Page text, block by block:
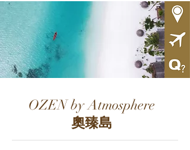
OZEN by Atmosphere
奧臻島